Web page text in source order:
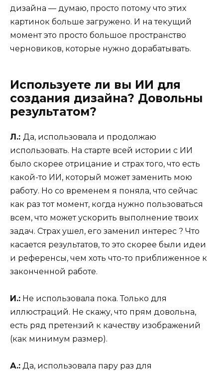
дизайна — думаю, просто потому что этих
картинок больше загружено. И на текущий
момент это просто большое пространство
черновиков, которые нужно дорабатывать.
Используете ли вы ИИ для
создания дизайна? Довольны
результатом?
Л.: Да, использовала и продолжаю
использовать. На старте всей истории с ИИ
было скорее отрицание и страх того, что есть
какой-то ИИ, который может заменить мою
работу. Но со временем я поняла, что сейчас
как раз тот момент, когда нужно пользоваться
всем, что может ускорить выполнение твоих
задач. Страх ушел, его заменил интерес ? Что
касается результатов, то это скорее были идеи
и референсы, чем хоть что-то приближенное к
законченной работе.
И.: Не использовала пока. Только для
иллюстраций. Не скажу, что прям довольна,
есть ряд претензий к качеству изображений
(как минимум размер).
А.: Да, использовала пару раз для